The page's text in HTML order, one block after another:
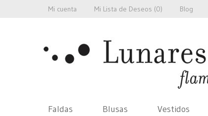
Mi cuenta Mi Lista de Deseos (0) Blog
Faldas Blusas Vestidos